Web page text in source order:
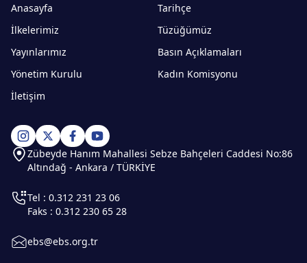
Anasayfa
Tarihçe
İlkelerimiz
Tüzüğümüz
Yayınlarımız
Basın Açıklamaları
Yönetim Kurulu
Kadın Komisyonu
İletişim
Zübeyde Hanım Mahallesi Sebze Bahçeleri Caddesi No:86
Altındağ - Ankara / TÜRKİYE
Tel : 0.312 231 23 06
Faks : 0.312 230 65 28
ebs@ebs.org.tr